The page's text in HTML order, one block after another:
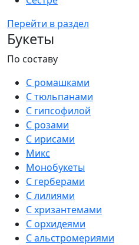
Перейти в раздел
Букеты
По составу
С ромашками
С тюльпанами
С гипсофилой
С розами
С ирисами
Микс
Монобукеты
С герберами
С лилиями
С хризантемами
С орхидеями
С альстромериями